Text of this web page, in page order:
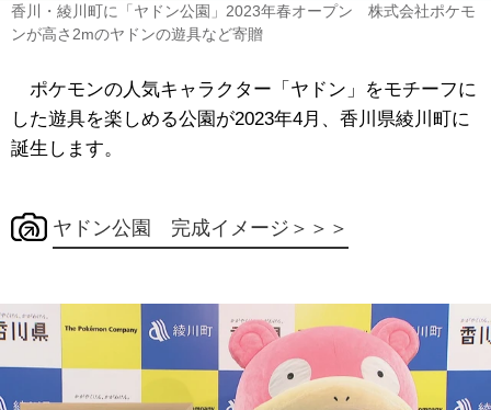
香川・綾川町に「ヤドン公園」2023年春オープン 株式会社ポケモ
ンが高さ2mのヤドンの遊具など寄贈
ポケモンの人気キャラクター「ヤドン」をモチーフに
した遊具を楽しめる公園が2023年4月、香川県綾川町に
誕生します。
ヤドン公園 完成イメージ＞＞＞